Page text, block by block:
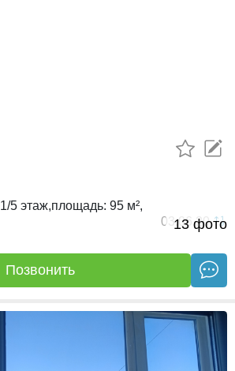
13 фото
1/5 этаж,площадь: 95 м²,
03.06.20
Позвонить